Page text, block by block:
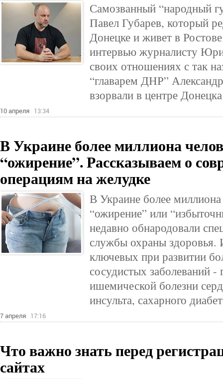
Самозванный “народный
Павел Губарев, который
Донецке и живет в
интервью журналисту
своих отношениях с так
“главарем ДНР”
взорвали в центре
10 апреля 13:34
В Украине более миллиона
“ожирение”. Рассказываем о
операциям на желудке
В Украине более
“ожирение” или
недавно обнародовали
службы охраны здоровья.
ключевых при развитии
сосудистых заболеваний -
ишемической болезни
инсульта, сахарного
7 апреля 17:16
Что важно знать перед
сайтах